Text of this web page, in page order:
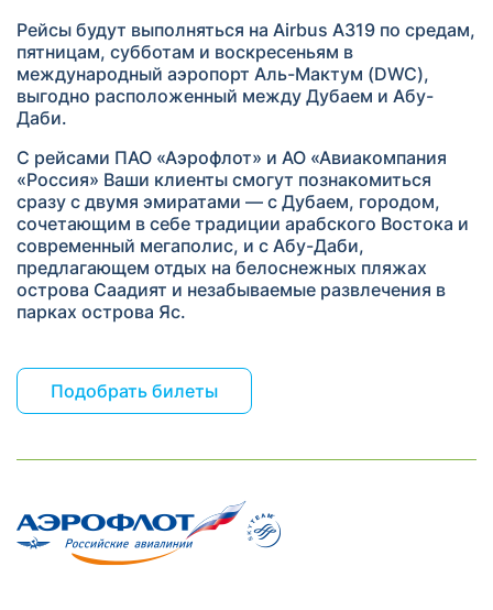
Рейсы будут выполняться на Airbus A319 по средам,
пятницам, субботам и воскресеньям в
международный аэропорт Аль-Мактум (DWC),
выгодно расположенный между Дубаем и Абу-
Даби.
С рейсами ПАО «Аэрофлот» и АО «Авиакомпания
«Россия» Ваши клиенты смогут познакомиться
сразу с двумя эмиратами — с Дубаем, городом,
сочетающим в себе традиции арабского Востока и
современный мегаполис, и с Абу-Даби,
предлагающем отдых на белоснежных пляжах
острова Саадият и незабываемые развлечения в
парках острова Яс.
Подобрать билеты